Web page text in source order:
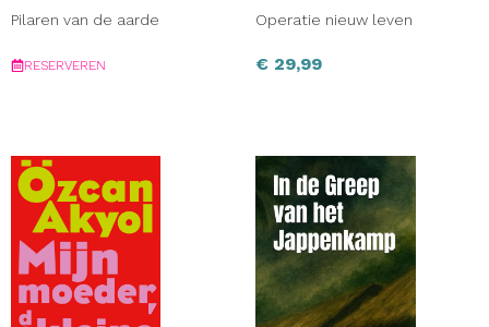
Pilaren van de aarde
RESERVEREN
Operatie nieuw leven
€ 29,99